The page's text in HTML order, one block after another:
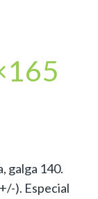
galga 140.
). Especial